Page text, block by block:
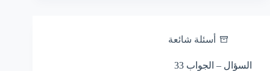
أسئلة شائعة
السؤال – الجواب 33